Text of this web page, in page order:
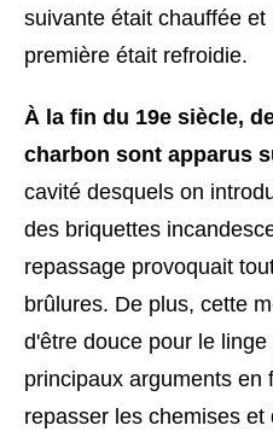
suivante était chauffée
première était refroidie.
À la fin du 19e siècle,
charbon sont apparus
cavité desquels on
des briquettes
repassage provoquait
brûlures. De plus, cette
d'être douce pour le
principaux arguments en
repasser les chemises